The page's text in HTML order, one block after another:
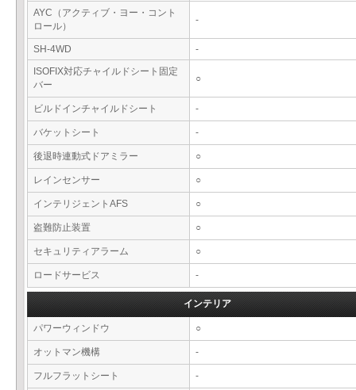
AYC（アクティブ・ヨー・コント
ロール）
-
SH-4WD
-
ISOFIX対応チャイルドシート固定
バー
○
ビルドインチャイルドシート -
バケットシート -
後退時連動式ドアミラー ○
レインセンサー ○
インテリジェントAFS ○
盗難防止装置 ○
セキュリティアラーム ○
ロードサービス -
インテリア
パワーウィンドウ ○
オットマン機構 -
フルフラットシート -